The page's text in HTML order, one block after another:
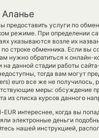
Аланье
предоставить услуги по
режиме. При определении
указываются возле их
строке обменника. Если вы
нужно обратиться к онлайн-
на данной стадии работы
тогда вам могут
euro все же не получилось,
меры: обсуждение
из списка курсов данного
EUR интереснее, когда вы
электронные деньги
нашей инструкцией,